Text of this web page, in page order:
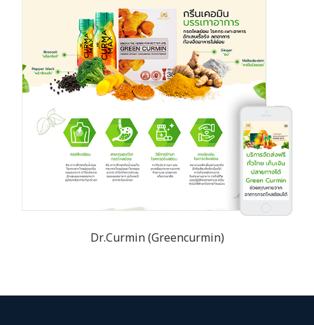
Dr.Curmin (Greencurmin)